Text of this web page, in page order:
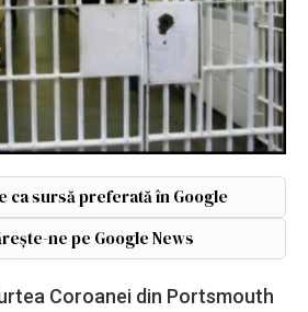
ca sursă preferată în Google
ne pe Google News
Coroanei din Portsmouth